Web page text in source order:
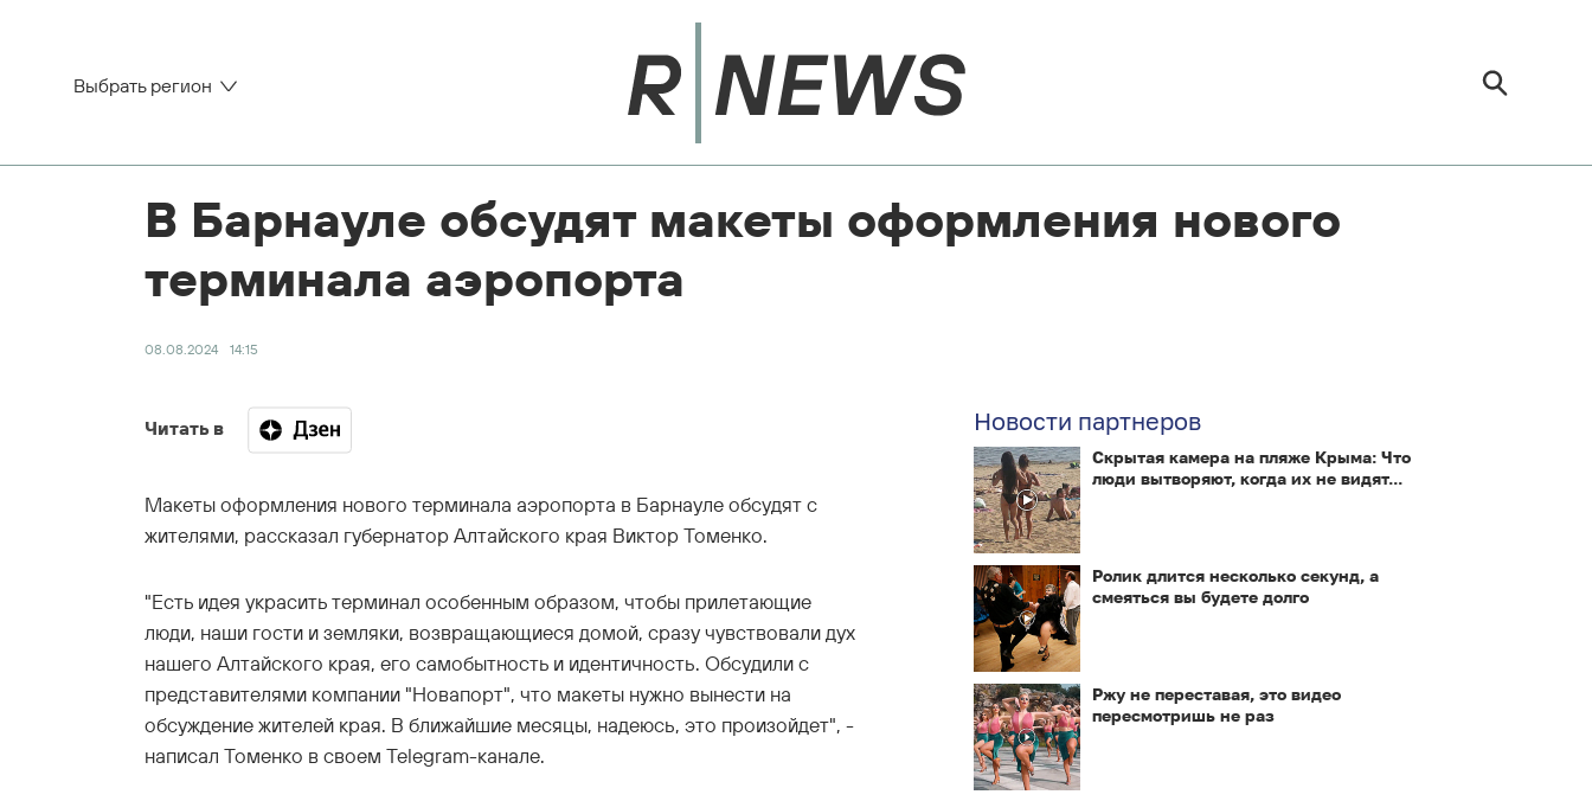
Выбрать регион
В Барнауле обсудят макеты оформления нового
терминала аэропорта
08.08.2024 14:15
Читать в
Макеты оформления нового терминала аэропорта в Барнауле обсудят с
жителями, рассказал губернатор Алтайского края Виктор Томенко.
"Есть идея украсить терминал особенным образом, чтобы прилетающие
люди, наши гости и земляки, возвращающиеся домой, сразу чувствовали дух
нашего Алтайского края, его самобытность и идентичность. Обсудили с
представителями компании "Новапорт", что макеты нужно вынести на
обсуждение жителей края. В ближайшие месяцы, надеюсь, это произойдет", -
написал Томенко в своем Telegram-канале.
Новости партнеров
Скрытая камера на пляже Крыма: Что
люди вытворяют, когда их не видят...
Ролик длится несколько секунд, а
смеяться вы будете долго
Ржу не переставая, это видео
пересмотришь не раз